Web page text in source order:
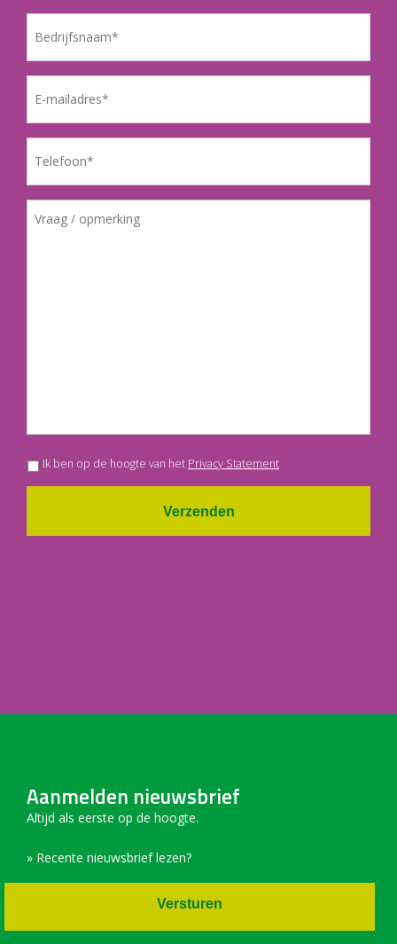
Ik ben op de hoogte van het Privacy Statement
Verzenden
Aanmelden nieuwsbrief
Altijd als eerste op de hoogte.
» Recente nieuwsbrief lezen?
Versturen